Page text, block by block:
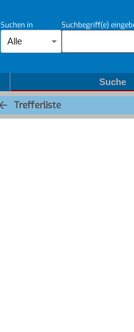
Suchen in
Alle
Suchbegriff(e)
Suche
Trefferliste